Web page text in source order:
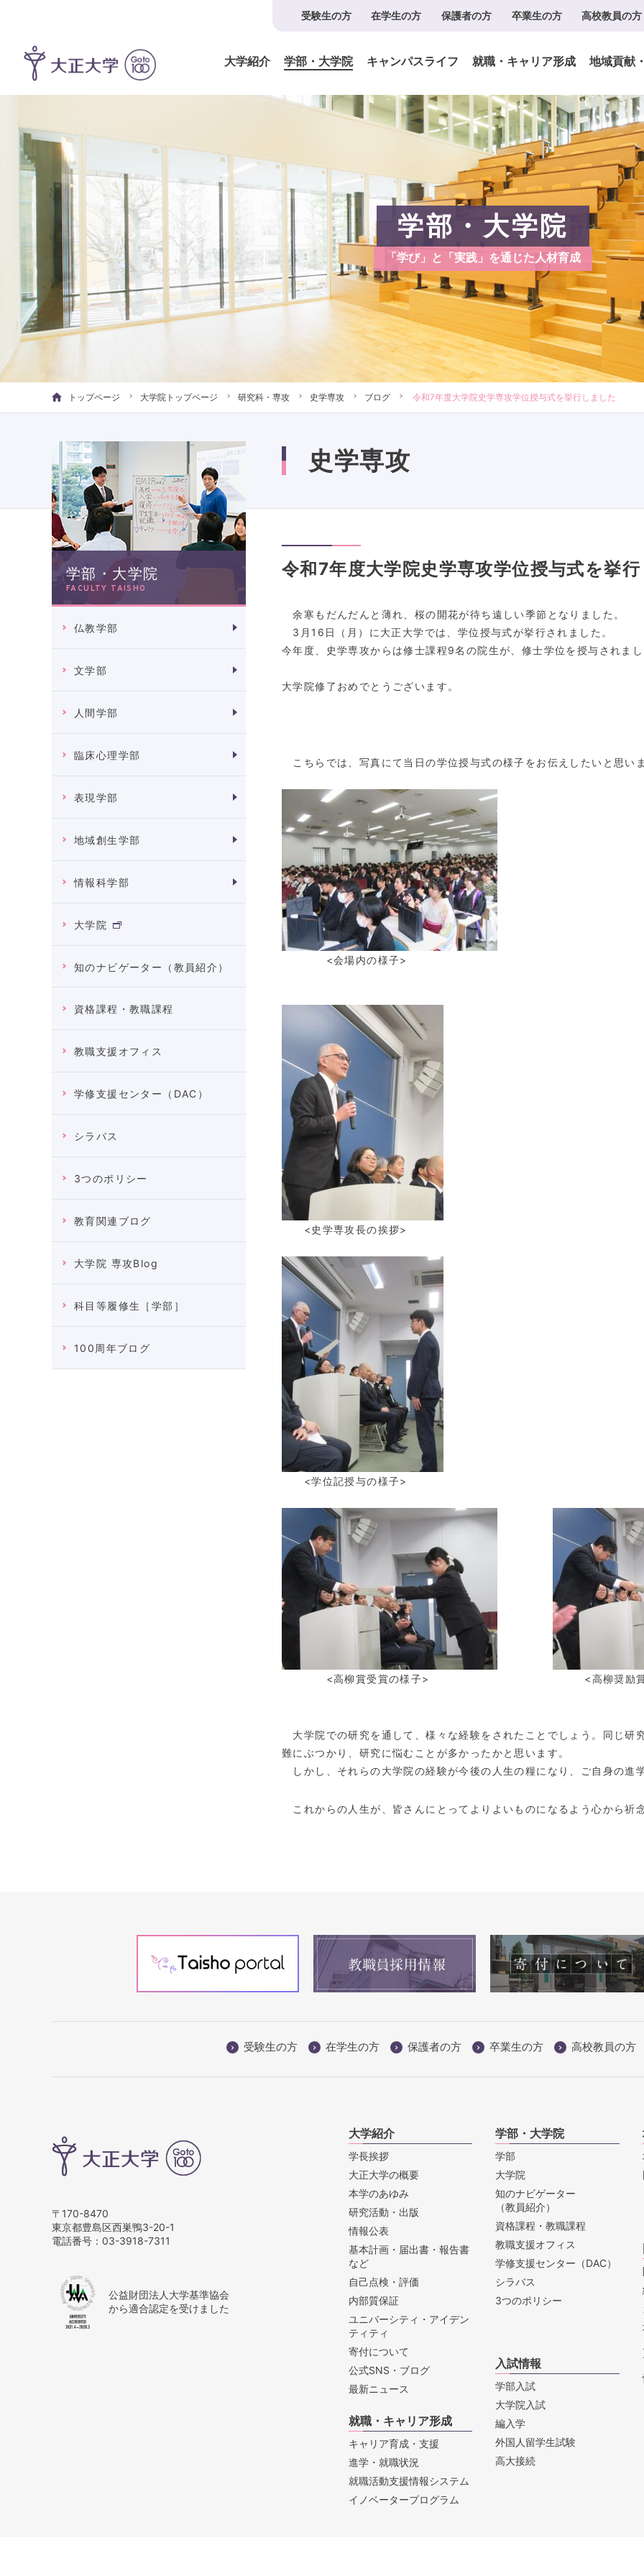
受験生の方 在学生の方 保護者の方 卒業生の方 高校教員の方
大学紹介 学部・大学院 キャンパスライフ 就職・キャリア形成 地域貢献
学部・大学院
「学び」と「実践」を通じた人材育成
トップページ 大学院トップページ 研究科・専攻 史学専攻 ブログ 令和7年度大学院史学専攻学位授与式を挙行しました
学部・大学院
FACULTY TAISHO
仏教学部
文学部
人間学部
臨床心理学部
表現学部
地域創生学部
情報科学部
大学院
知のナビゲーター（教員紹介）
資格課程・教職課程
教職支援オフィス
学修支援センター（DAC）
シラバス
3つのポリシー
教育関連ブログ
大学院 専攻Blog
科目等履修生［学部］
100周年ブログ
史学専攻
令和7年度大学院史学専攻学位授与式を挙
余寒もだんだんと薄れ、桜の開花が待ち遠しい季節となりました。
3 月 16 日（月）に大正大学では、学位授与式が挙行されました。
今年度、史学専攻からは修士課程9名の院生が、修士学位を授与されま
大学院修了おめでとうございます。
こちらでは、写真にて当日の学位授与式の様子をお伝えしたいと思い
<会場内の様子>
< 史学専攻長の挨拶>
<学位記授与の様子>
<高柳賞受賞の様子> <高柳奨励賞受賞
大学院での研究を通して、様々な経験をされたことでしょう。同じ研
難にぶつかり、研究に悩むことが多かったかと思います。
しかし、それらの大学院の経験が今後の人生の糧になり、ご自身の進
これからの人生が、皆さんにとってよりよいものになるよう心から祈
受験生の方 在学生の方 保護者の方 卒業生の方 高校教員の方
〒170-8470
東京都豊島区西巣鴨3-20-1
電話番号： 03-3918-7311
公益財団法人大学基準協会
から適合認定を受けました
大学紹介
学長挨拶
大正大学の概要
本学のあゆみ
研究活動・出版
情報公表
基本計画・届出書・報告書
など
自己点検・評価
内部質保証
ユニバーシティ・アイデン
ティティ
寄付について
公式SNS・ブログ
最新ニュース
学部・大学院
学部
大学院
知のナビゲーター
（教員紹介）
資格課程・教職課程
教職支援オフィス
学修支援センター（DAC）
シラバス
3つのポリシー
就職・キャリア形成
キャリア育成・支援
進学・就職状況
就職活動支援情報システム
イノベータープログラム
入試情報
学部入試
大学院入試
編入学
外国人留学生試験
高大接続